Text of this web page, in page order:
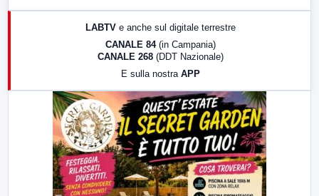
LabNews (replica)
LABTV e anche sul digitale terrestre
CANALE 84 (in Campania)
CANALE 268 (DDT Nazionale)
E sulla nostra APP